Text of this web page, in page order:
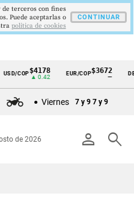
$4178
▲ 0.42
EUR/COP$3672
—
Viernes 7 y 9 7 y 9
person search
de 2026
terceros con fines
Puede aceptarlas o
politica de cookies
CONTINUAR